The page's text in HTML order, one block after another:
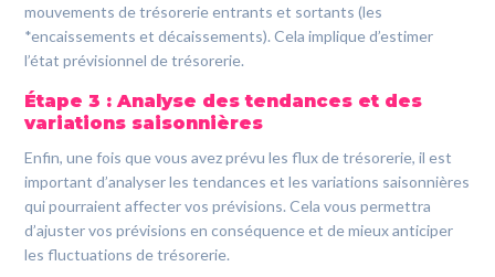
mouvements de trésorerie entrants et sortants (les
*encaissements et décaissements). Cela implique d’estimer
l’état prévisionnel de trésorerie.
Étape 3 : Analyse des tendances et des
variations saisonnières
Enfin, une fois que vous avez prévu les flux de trésorerie, il est
important d’analyser les tendances et les variations saisonnières
qui pourraient affecter vos prévisions. Cela vous permettra
d’ajuster vos prévisions en conséquence et de mieux anticiper
les fluctuations de trésorerie.